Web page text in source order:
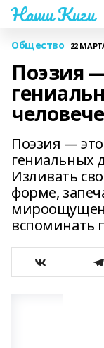
Наши Киги
Общество 22
Поэзия
Поэзия —
гениальных
Изливать
форме,
вспоминать